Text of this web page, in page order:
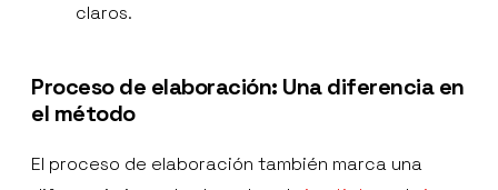
claros.
Proceso de elaboración: Una diferencia en
el método
El proceso de elaboración también marca una